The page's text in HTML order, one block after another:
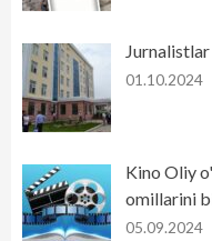
01.10.2024
Kino Oliy
omillarini
05.09.2024